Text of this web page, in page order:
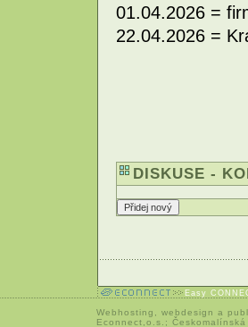
01.04.2026 =
22.04.2026 =
DISKUSE -
Easy
Webhosting webdesign a
Econnect,o.s.;